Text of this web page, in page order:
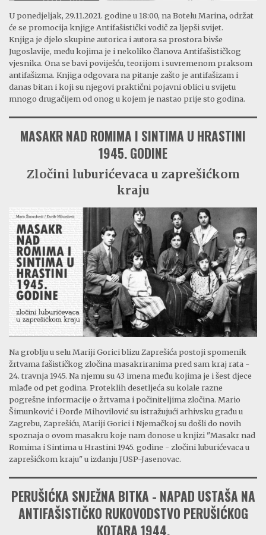
U ponedjeljak, 29.11.2021. godine u 18:00, na Botelu Marina, održat
će se promocija knjige Antifašistički vodič za ljepši svijet.
Knjiga je djelo skupine autorica i autora sa prostora bivše
Jugoslavije, među kojima je i nekoliko članova Antifašističkog
vjesnika. Ona se bavi poviješću, teorijom i suvremenom praksom
antifašizma. Knjiga odgovara na pitanje zašto je antifašizam i
danas bitan i koji su njegovi praktični pojavni oblici u svijetu
mnogo drugačijem od onog u kojem je nastao prije sto godina.
MASAKR NAD ROMIMA I SINTIMA U HRASTINI
1945. GODINE
Zločini luburićevaca u zaprešićkom
kraju
Na groblju u selu Mariji Gorici blizu Zaprešića postoji spomenik
žrtvama fašističkog zločina masakriranima pred sam kraj rata -
24. travnja 1945. Na njemu su 43 imena među kojima je i šest djece
mlađe od pet godina. Proteklih desetljeća su kolale razne
pogrešne informacije o žrtvama i počiniteljima zločina. Mario
Šimunković i Đorđe Mihovilović su istražujući arhivsku građu u
Zagrebu, Zaprešiću, Mariji Gorici i Njemačkoj su došli do novih
spoznaja o ovom masakru koje nam donose u knjizi "Masakr nad
Romima i Sintima u Hrastini 1945. godine - zločini luburićevaca u
zaprešićkom kraju" u izdanju JUSP-Jasenovac.
PERUŠIĆKA SNJEŽNA BITKA - NAPAD USTAŠA NA
ANTIFAŠISTIČKO RUKOVODSTVO PERUŠIĆKOG
KOTARA 1944.